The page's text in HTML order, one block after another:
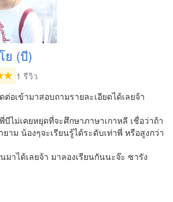
ย (บี)
1 รีวิว
อเข้ามาสอบถามรายละเอียดได้เลยจ้า
ไม่เคยหยุดที่จะศึกษาภาษาเกาหลี เชื่อว่าถ้า
าม น้องๆจะเรียนรู้ได้ระดับเท่าพี่ หรือสูงกว่า
มาได้เลยจ้า มาลองเรียนกันนะจ๊ะ ซารัง